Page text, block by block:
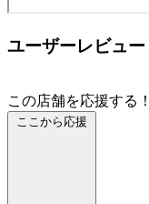
ユーザーレビュー
この店舗を応援する！
ここから応援